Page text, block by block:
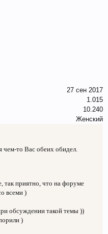
27 сен 2017
1.015
10.240
Женский
чем-то Вас обеих обидел.
так приятно, что на форуме
всеми )
обсуждении такой темы ))
)